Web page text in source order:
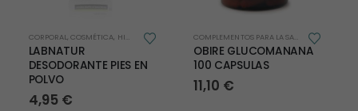
CORPORAL,COSMÉTICA, HIGIENE
LABNATUR
DESODORANTE PIES EN
POLVO
4,95 €
COMPLEMENTOS PARA LA SALUD ,CONTROL
OBIRE GLUCOMANANA
100 CAPSULAS
11,10 €